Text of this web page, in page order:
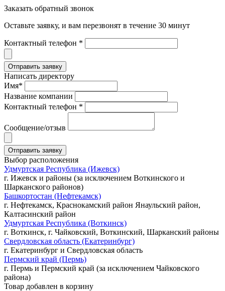
Заказать обратный звонок
Оставьте заявку, и вам перезвонят в течение 30 минут
Контактный телефон *
Написать директору
Имя*
Название компании
Контактный телефон *
Сообщение/отзыв
Выбор расположения
Удмуртская Республика (Ижевск)
г. Ижевск и районы (за исключением Воткинского и
Шарканского районов)
Башкортостан (Нефтекамск)
г. Нефтекамск, Краснокамский район Янаульский район,
Калтасинский район
Удмуртская Республика (Воткинск)
г. Воткинск, г. Чайковский, Воткинский, Шарканский районы
Свердловская область (Екатеринбург)
г. Екатеринбург и Свердловская область
Пермский край (Пермь)
г. Пермь и Пермский край (за исключением Чайковского
района)
Товар добавлен в корзину